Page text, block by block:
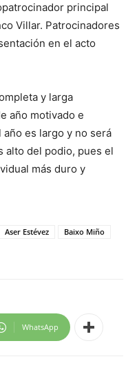
principal
Villar. Patrocinadores
en el acto
y larga
año motivado e
es largo y no será
alto del podio, pues el
más duro y
Aser Estévez
Baixo Miño
WhatsApp